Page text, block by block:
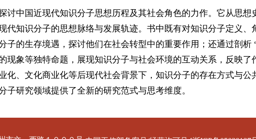
讨中国近现代知识分子思想历程及其社会角色的力作。它从思
代知识分子的思想脉络与发展轨迹。书中既有对知识分子定义
子的生存境遇，探讨他们在社会转型中的重要作用；还通过剖
现象等独特命题，展现知识分子与社会环境的互动关系，反映
化、文化商业化等后现代社会背景下，知识分子的存在方式与
子研究领域提供了全新的研究范式与思考维度。